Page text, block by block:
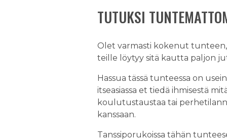
TUTUKSI
Olet varmasti kokenut tunteen,
teille löytyy sitä kautta paljon
Hassua tässä tunteessa on
itseasiassa et tiedä ihmisestä
koulutustaustaa tai
kanssaan.
Tanssiporukoissa tähän